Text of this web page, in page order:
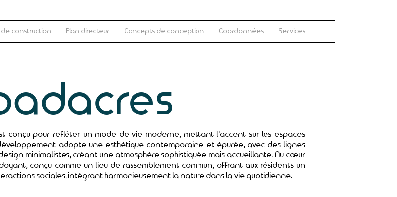
de construction Plan directeur Concepts de conception Coordonnées Services
conçu pour refléter un mode de vie moderne, mettant l'accent sur les espaces
adopte une esthétique contemporaine et épurée, avec des lignes
minimalistes, créant une atmosphère sophistiquée mais accueillante. Au cœur
conçu comme un lieu de rassemblement commun, offrant aux résidents un
sociales, intégrant harmonieusement la nature dans la vie quotidienne.